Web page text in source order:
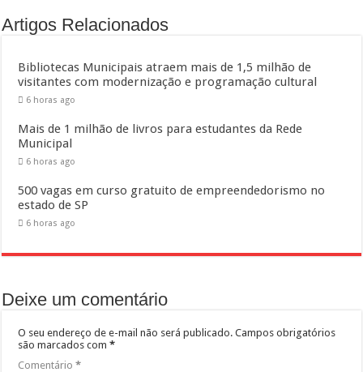
Artigos Relacionados
Bibliotecas Municipais atraem mais de 1,5 milhão de
visitantes com modernização e programação cultural
6 horas ago
Mais de 1 milhão de livros para estudantes da Rede
Municipal
6 horas ago
500 vagas em curso gratuito de empreendedorismo no
estado de SP
6 horas ago
Deixe um comentário
O seu endereço de e-mail não será publicado. Campos obrigatórios
são marcados com*
Comentário*